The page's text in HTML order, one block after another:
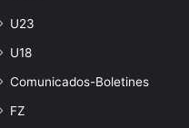
U23
U18
Comunicados-Boletines
FZ